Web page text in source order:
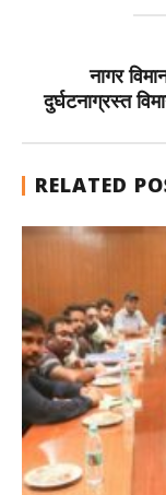
नागर
दुर्घटनाग्रस्त
RELATED